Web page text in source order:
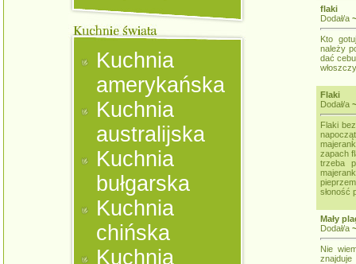
Kuchnia
amerykańska
Kuchnia
australijska
Kuchnia
bułgarska
Kuchnia
chińska
Kuchnia
flaki
Dodał/a
Kto
należy
dać
Flaki
Dodał/a
Flaki
zapach
trzeba
słoność
Mały
Dodał/a
Nie